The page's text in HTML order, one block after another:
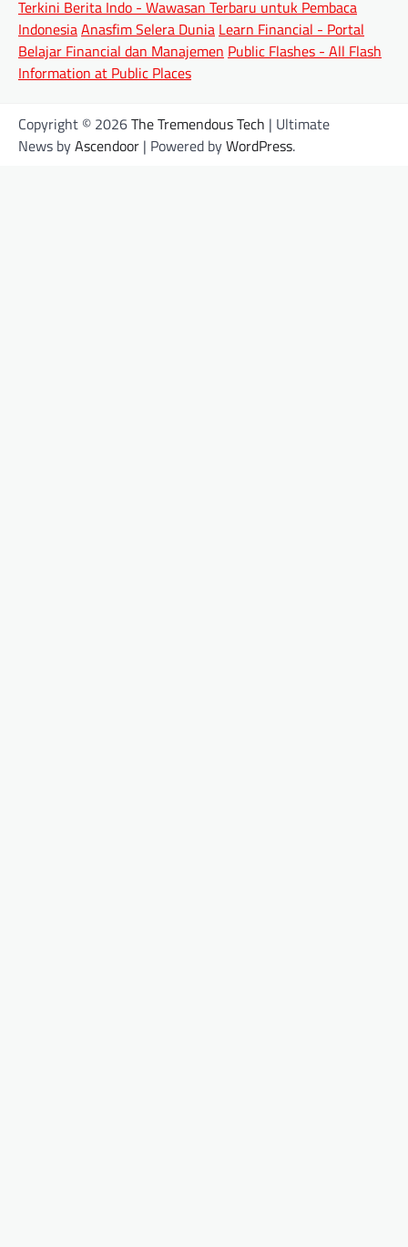
Terkini Berita Indo - Wawasan Terbaru untuk Pembaca
IndonesiaAnasfim Selera Dunia Learn Financial - Portal
Belajar Financial dan Manajemen Public Flashes - All Flash
Information at Public Places
Copyright © 2026The Tremendous Tech | Ultimate
News byAscendoor | Powered byWordPress.